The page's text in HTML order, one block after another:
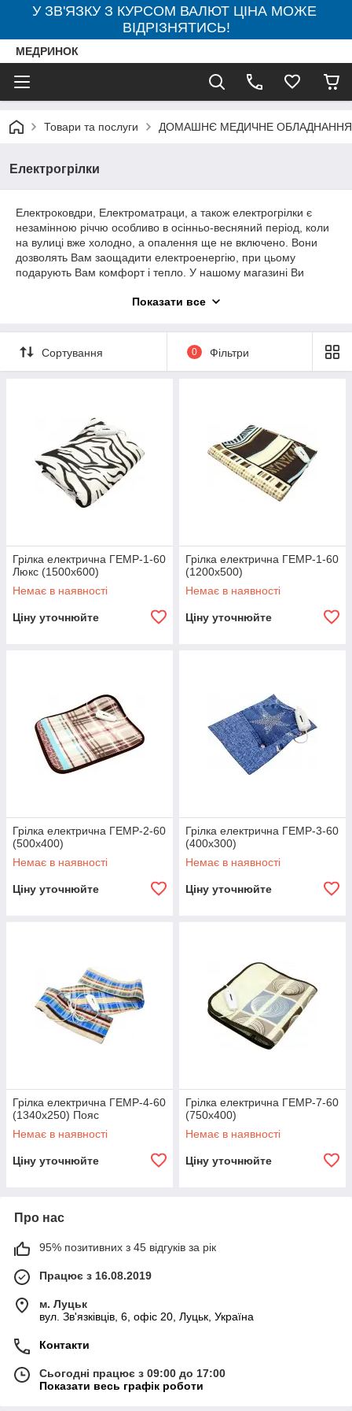
У ЗВ'ЯЗКУ З КУРСОМ ВАЛЮТ ЦІНА МОЖЕ
ВІДРІЗНЯТИСЬ!
МЕДРИНОК
Товари та послуги ДОМАШНЄ МЕДИЧНЕ ОБЛАДНАННЯ
Електрогрілки
Електроковдри, Електроматраци, а також електрогрілки є
незамінною річчю особливо в осінньо-весняний період, коли
на вулиці вже холодно, а опалення ще не включено. Вони
дозволять Вам заощадити електроенергію, при цьому
подарують Вам комфорт і тепло. У нашому магазині Ви
призначених для оздоровчо-профілактичних цілей в
смаку, починаючи від найменшої (30 * 40 см) для локального
обігріву і до найбільшої (120 * 50 см).
Показати все
Сортування 0 Фільтри
Грілка електрична ГЕМР-1-60
Люкс (1500х600)
Немає в наявності
Ціну уточнюйте
Грілка електрична ГЕМР-1-60
(1200х500)
Немає в наявності
Ціну уточнюйте
Грілка електрична ГЕМР-2-60
(500х400)
Немає в наявності
Ціну уточнюйте
Грілка електрична ГЕМР-3-60
(400х300)
Немає в наявності
Ціну уточнюйте
Грілка електрична ГЕМР-4-60
(1340х250) Пояс
Немає в наявності
Ціну уточнюйте
Грілка електрична ГЕМР-7-60
(750х400)
Немає в наявності
Ціну уточнюйте
Про нас
95% позитивних з 45 відгуків за рік
Працює з 16.08.2019
м. Луцьк
вул. Зв'язківців, 6, офіс 20, Луцьк, Україна
Контакти
Сьогодні працює з 09:00 до 17:00
Показати весь графік роботи